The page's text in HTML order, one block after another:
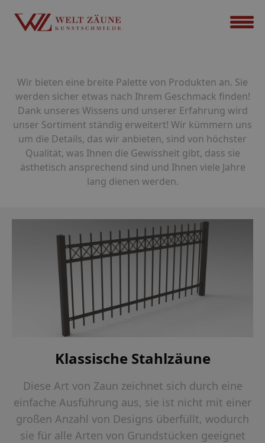
Wir bieten eine breite Palette von Produkten an. Sie
werden sicher etwas nach Ihrem Geschmack finden!
Dank unseres Wissens und unserer Erfahrung wird
unser Sortiment ständig erweitert! Wir kümmern uns
um die Details, das wir anbieten, sind von höchster
Qualität, was Ihnen die Gewissheit gibt, dass sie
ästhetisch ansprechend sind und Ihnen viele Jahre
lang dienen werden.
Klassische Stahlzäune
Diese Art von Zaun zeichnet sich durch eine
einfache Ausführung aus, sie ist nicht mit einer
großen Anzahl von Designs überfüllt, wodurch
sie für alle Arten von Grundstücken geeignet